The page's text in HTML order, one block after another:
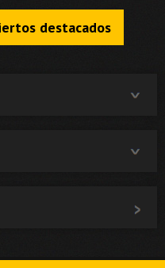
destacados